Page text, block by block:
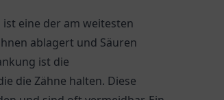
eine der am weitesten
ablagert und Säuren
ist die
die Zähne halten. Diese